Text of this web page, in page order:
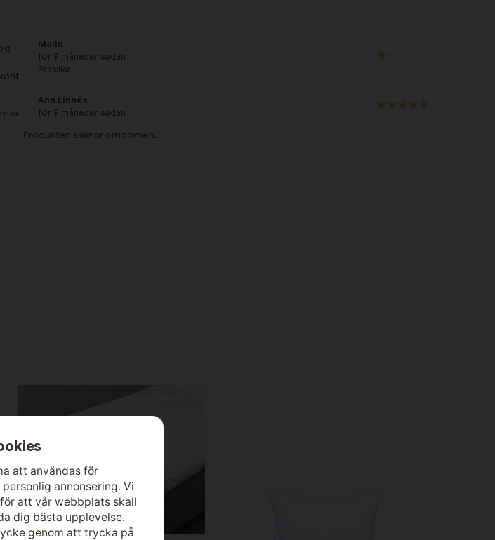
Malin
för 9 månader sedan
Prasslar
Ann Linnéa
för 9 månader sedan
att användas för
annonsering. Vi
att vår webbplats skall
dig bästa upplevelse.
genom att trycka på